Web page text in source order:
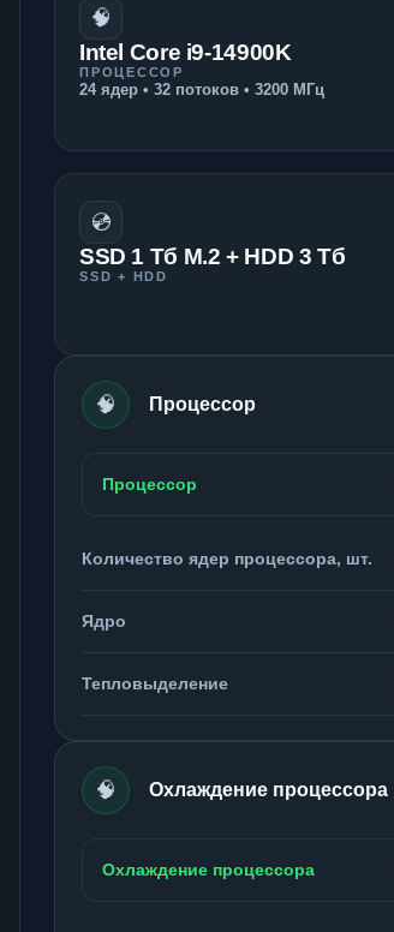
🧠
Intel Core i9-14900K
ПРОЦЕССОР
24 ядер • 32 потоков • 3200 МГц
💿
SSD 1 Тб M.2 + HDD 3 Тб
SSD + HDD
🧠 Процессор
Процессор
Количество ядер процессора, шт.
Ядро
Тепловыделение
🧠 Охлаждение процессора
Охлаждение процессора